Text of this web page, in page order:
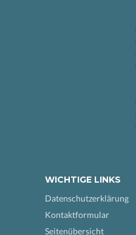
WICHTIGE LINKS
Datenschutzerklärung
Kontaktformular
Seitenübersicht